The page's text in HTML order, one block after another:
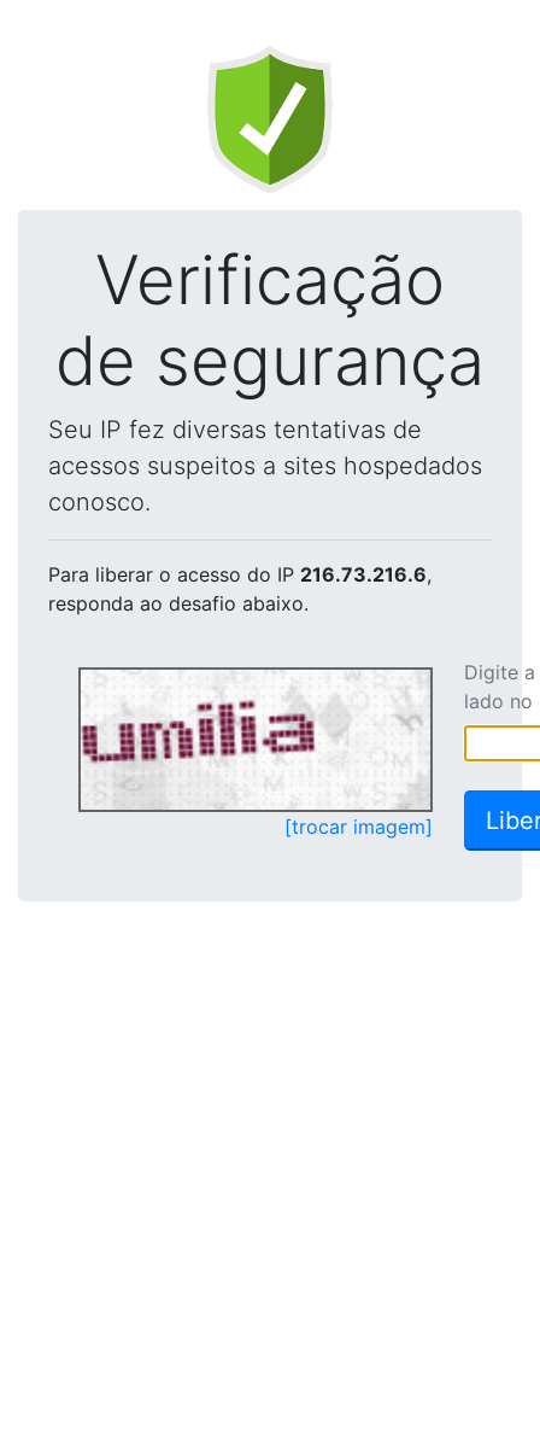
Verificação
de segurança
Seu IP fez diversas tentativas de
acessos suspeitos a sites hospedados
conosco.
Para liberar o acesso do IP 216.73.216.6,
responda ao desafio abaixo.
[trocar imagem]
Digite
lado no